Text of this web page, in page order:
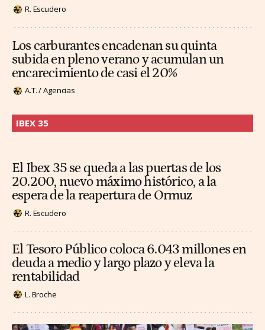
R. Escudero
Los carburantes encadenan su quinta
subida en pleno verano y acumulan un
encarecimiento de casi el 20%
A.T. / Agencias
IBEX 35
El Ibex 35 se queda a las puertas de los
20.200, nuevo máximo histórico, a la
espera de la reapertura de Ormuz
R. Escudero
El Tesoro Público coloca 6.043 millones en
deuda a medio y largo plazo y eleva la
rentabilidad
L. Broche